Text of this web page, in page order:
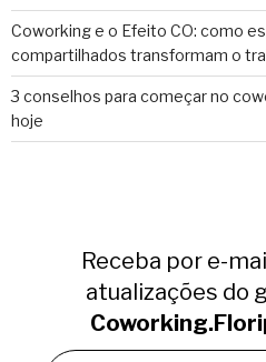
Coworking e o Efeito CO: como
compartilhados transformam o
3 conselhos para começar no
hoje
Receba por e-
atualizações do